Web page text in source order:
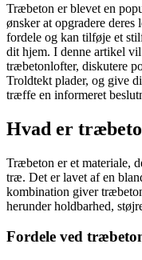
Træbeton er blevet en
ønsker at opgradere deres
fordele og kan tilføje et
dit hjem. I denne artikel
træbetonlofter, diskutere
Troldtekt plader, og give
træffe en informeret
Hvad er
Træbeton er et materiale,
træ. Det er lavet af en
kombination giver
herunder holdbarhed,
Fordele ved